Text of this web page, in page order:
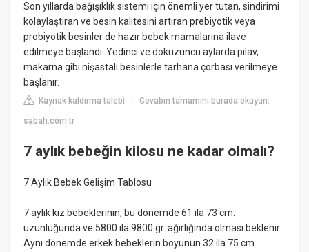
Son yıllarda bağışıklık sistemi için önemli yer tutan, sindirimi
kolaylaştıran ve besin kalitesini artıran prebiyotik veya
probiyotik besinler de hazır bebek mamalarına ilave
edilmeye başlandı. Yedinci ve dokuzuncu aylarda pilav,
makarna gibi nişastalı besinlerle tarhana çorbası verilmeye
başlanır.
Kaynak kaldırma talebi |Cevabın tamamını burada okuyun:
sabah.com.tr
7 aylık bebeğin kilosu ne kadar olmalı?
7 Aylık Bebek Gelişim Tablosu
7 aylık kız bebeklerinin, bu dönemde 61 ila 73 cm.
uzunluğunda ve 5800 ila 9800 gr. ağırlığında olması beklenir.
Aynı dönemde erkek bebeklerin boyunun 32 ila 75 cm.